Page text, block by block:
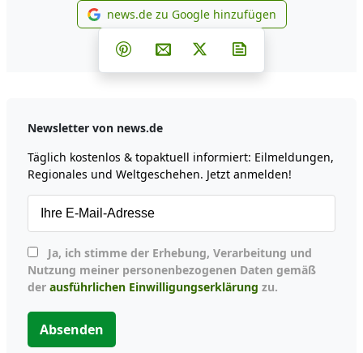
news.de zu Google
news.de zu Google hinzufügen
Teilen auf Facebook
Teilen auf Whatsapp
Teilen auf Telegram
Teilen auf Pinterest
Per E-Mail teilen
Post auf X
Newsletter von news.de
Täglich kostenlos & topaktuell informiert: Eilmeldungen,
Regionales und Weltgeschehen. Jetzt anmelden!
Nutzung meiner personenbezogenen Daten gemäß
der ausführlichen Einwilligungserklärung zu.
Absenden